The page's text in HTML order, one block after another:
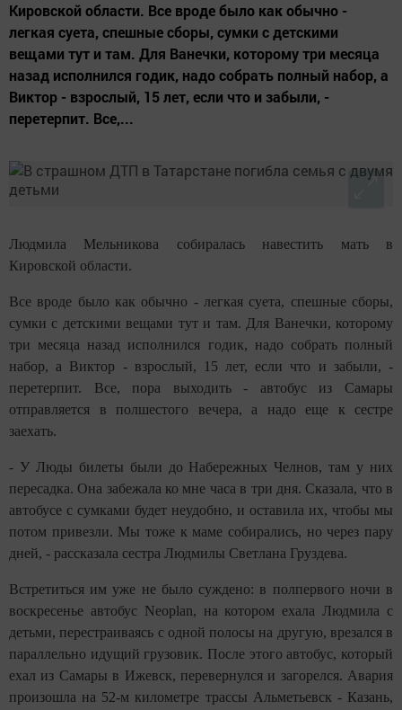
Кировской области. Все вроде было как обычно -
легкая суета, спешные сборы, сумки с детскими
вещами тут и там. Для Ванечки, которому три месяца
назад исполнился годик, надо собрать полный набор, а
Виктор - взрослый, 15 лет, если что и забыли, -
перетерпит. Все,...
Людмила Мельникова собиралась навестить мать в
Кировской области.
Все вроде было как обычно - легкая суета, спешные сборы,
сумки с детскими вещами тут и там. Для Ванечки, которому
три месяца назад исполнился годик, надо собрать полный
набор, а Виктор - взрослый, 15 лет, если что и забыли, -
перетерпит. Все, пора выходить - автобус из Самары
отправляется в полшестого вечера, а надо еще к сестре
заехать.
- У Люды билеты были до НабережныхЧелнов, там у них
пересадка. Она забежала ко мне часа в три дня. Сказала, что в
автобусе с сумками будет неудобно, и оставила их, чтобы мы
потом привезли. Мы тоже к маме собирались, но через пару
дней, - рассказала сестра Людмилы Светлана Груздева.
Встретиться им уже не было суждено: в полпервого ночи в
воскресенье автобус Neoplan, на котором ехала Людмила с
детьми, перестраиваясь с одной полосы на другую, врезался в
параллельно идущий грузовик. После этого автобус, который
ехал из Самары в Ижевск, перевернулся и загорелся. Авария
произошла на 52-м километре трассы Альметьевск - Казань,